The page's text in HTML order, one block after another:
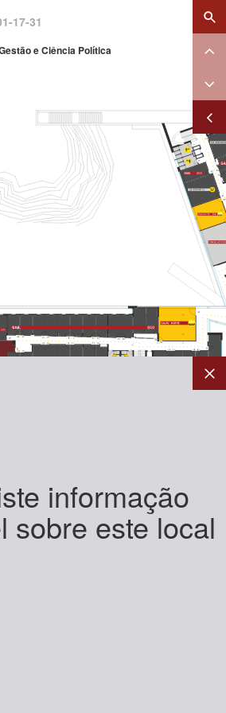
17-31
e Ciência Política
×
informação
sobre este local